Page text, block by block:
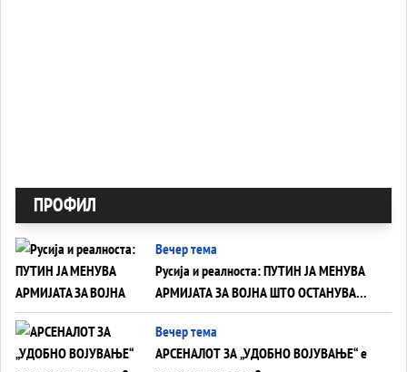
ПРОФИЛ
Вечер тема
Русија и реалноста: ПУТИН ЈА МЕНУВА
АРМИЈАТА ЗА ВОЈНА ШТО ОСТАНУВА
БЕЗ ФРОНТ
Вечер тема
АРСЕНАЛОТ ЗА „УДОБНО ВОЈУВАЊЕ“ е